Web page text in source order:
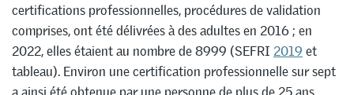
certifications professionnelles, procédures de validation
comprises, ont été délivrées à des adultes en 2016 ; en
2022, elles étaient au nombre de 8999 (SEFRI 2019 et
tableau). Environ une certification professionnelle sur sept
a ainsi été obtenue par une personne de plus de 25 ans.